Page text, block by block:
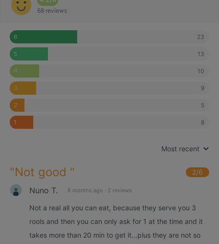
68 reviews
6 23
5 13
4 10
3 9
2 5
1 8
Most recent
"Not good " 2/6
Nuno T. 8 months ago · 2 reviews
Not a real all you can eat, because they serve you 3
rools and then you can only ask for 1 at the time and it
takes more than 20 min to get it...plus they are not so